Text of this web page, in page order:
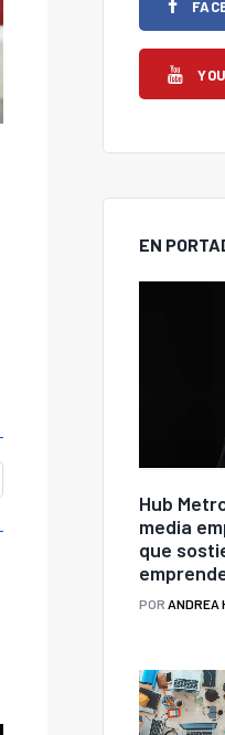
EN
Hub
media
que
POR ANDREA